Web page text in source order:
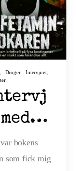
Droger, Intervjuer,
bokens
som fick mig